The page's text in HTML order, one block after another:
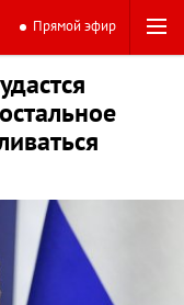
Прямой эфир